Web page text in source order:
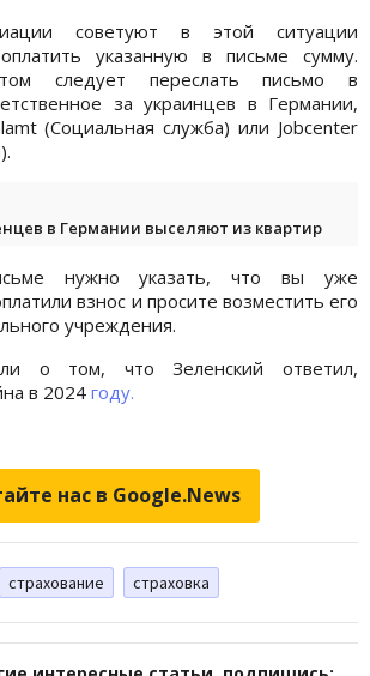
советуют в этой ситуации
указанную в письме сумму.
следует переслать письмо в
за украинцев в Германии,
(Социальная служба) или Jobcenter
в Германии выселяют из квартир
нужно указать, что вы уже
взнос и просите возместить его
учреждения.
о том, что Зеленский ответил,
в 2024 году.
нас в Google.News
страхование страховка